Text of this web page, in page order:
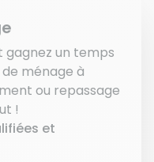
gagnez un temps
ménage à
ou repassage
!
et